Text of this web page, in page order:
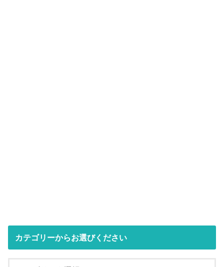
カテゴリーからお選びください